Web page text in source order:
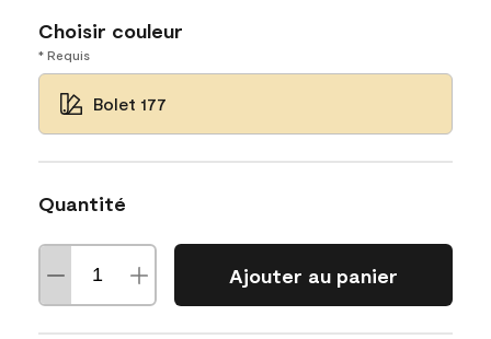
Choisir couleur
* Requis
Bolet 177
Quantité
Ajouter au panier